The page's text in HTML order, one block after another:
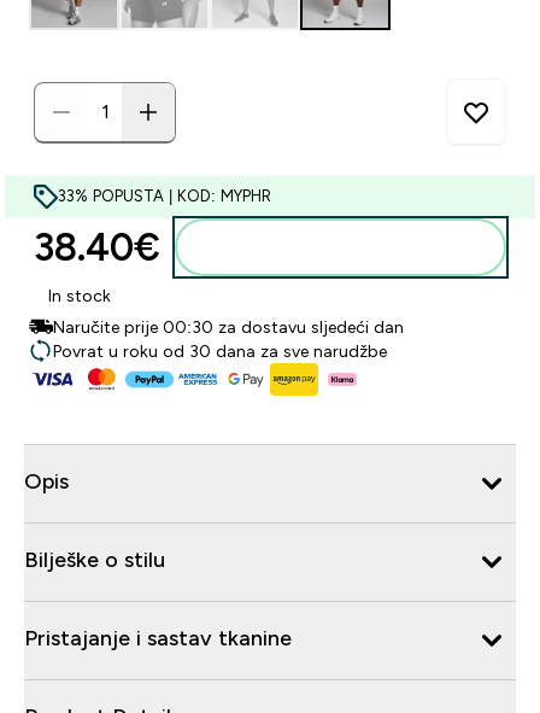
33% POPUSTA | KOD: MYPHR
38.40€‎
In stock
Naručite prije 00:30 za dostavu sljedeći dan
Povrat u roku od 30 dana za sve narudžbe
Opis
Bilješke o stilu
Pristajanje i sastav tkanine